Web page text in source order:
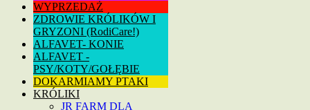
WYPRZEDAŻ
ZDROWIE KRÓLIKÓW I
GRYZONI (RodiCare!)
ALFAVET- KONIE
ALFAVET -
PSY/KOTY/GOŁĘBIE
DOKARMIAMY PTAKI
KRÓLIKI
JR FARM DLA